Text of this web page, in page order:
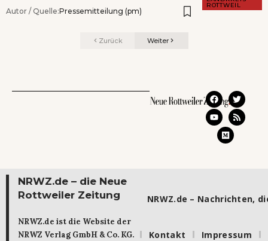
ROTTWEIL
Autor / Quelle:Pressemitteilung (pm)
Zurück Weiter
NRWZ.de – die Neue
Rottweiler Zeitung
NRWZ.de ist die Website der
NRWZ Verlag GmbH & Co. KG.
NRWZ.de – Nachrichten,
Kontakt Impressum